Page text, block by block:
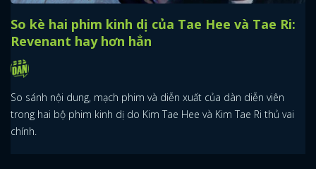
So kè hai phim kinh dị của Tae Hee và Tae Ri:
Revenant hay hơn hẳn
So sánh nội dung, mạch phim và diễn xuất của dàn diễn viên
trong hai bộ phim kinh dị do Kim Tae Hee và Kim Tae Ri thủ vai
chính.